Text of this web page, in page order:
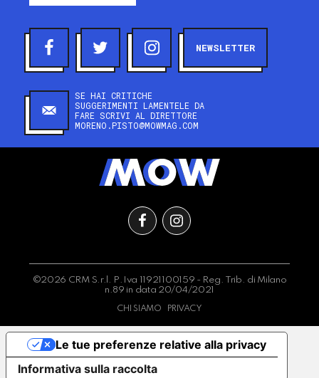
NEWSLETTER
SE HAI CRITICHE
SUGGERIMENTI LAMENTELE DA
FARE SCRIVI AL DIRETTORE
MORENO.PISTO@MOWMAG.COM
©2026 CRM S.r.l. P.Iva 11921100159 - Reg. Trib. di Milano
n.89 in data 20/04/2021
CHI SIAMO PRIVACY
Informativa sulla raccolta
Le tue preferenze relative alla privacy